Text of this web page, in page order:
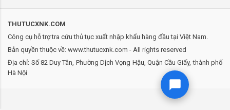
tên tàu VB-048, dài 23.98m, rộng 12.53m, chiều cao mạn
4.97m, công suất 2x2525KW, tấn đăng ký 353GT, số IMO
1061829, mới 100%./VN/XK
- Mã Hs 89040035: V515048/Tàu kéo và đẩy RSD2513/515048,
tên tàu VB-048, dài 23.98m, rộng 12.53m, chiều cao mạn
4.97m, công suất 2x2525KW, tấn đăng ký 353GT, số IMO
THUTUCXNK.COM
Công cụ hỗ trợ tra cứu thủ tục xuất nhập khẩu hàng đầu tại Việt Nam.
Bản quyền thuộc về: www.thutucxnk.com - All rights reserved
Địa chỉ: Số 82 Duy Tân, Phường Dịch Vọng Hậu, Quận Cầu Giấy, thành phố
Hà Nội